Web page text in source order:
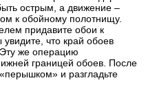
острым, а движение –
к обойному полотнищу.
придавите обои к
что край обоев
же операцию
границей обоев. После
и разгладьте